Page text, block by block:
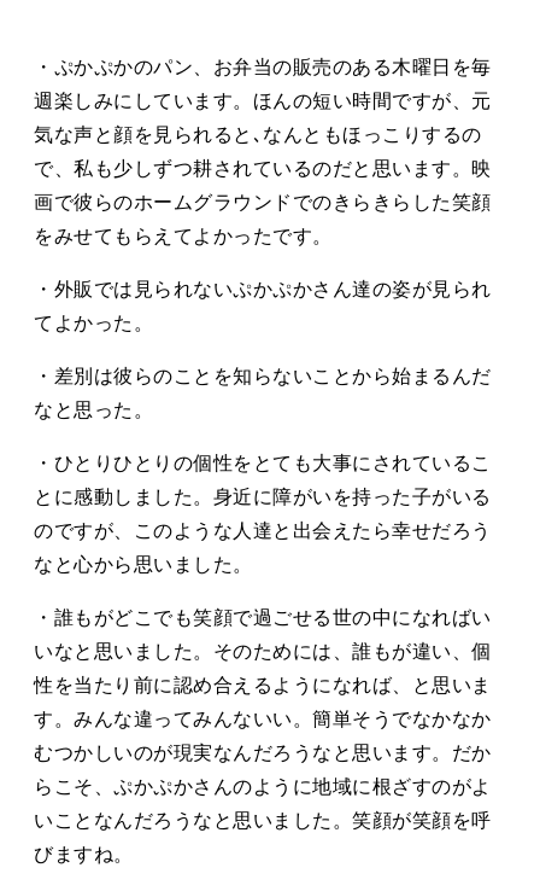
・ぷかぷかのパン、お弁当の販売のある木曜日を毎
週楽しみにしています。ほんの短い時間ですが、元
気な声と顔を見られると､なんともほっこりするの
で、私も少しずつ耕されているのだと思います。映
画で彼らのホームグラウンドでのきらきらした笑顔
をみせてもらえてよかったです。
・外販では見られないぷかぷかさん達の姿が見られ
てよかった。
・差別は彼らのことを知らないことから始まるんだ
なと思った。
・ひとりひとりの個性をとても大事にされているこ
とに感動しました。身近に障がいを持った子がいる
のですが、このような人達と出会えたら幸せだろう
なと心から思いました。
・誰もがどこでも笑顔で過ごせる世の中になればい
いなと思いました。そのためには、誰もが違い、個
性を当たり前に認め合えるようになれば、と思いま
す。みんな違ってみんないい。簡単そうでなかなか
むつかしいのが現実なんだろうなと思います。だか
らこそ、ぷかぷかさんのように地域に根ざすのがよ
いことなんだろうなと思いました。笑顔が笑顔を呼
びますね。